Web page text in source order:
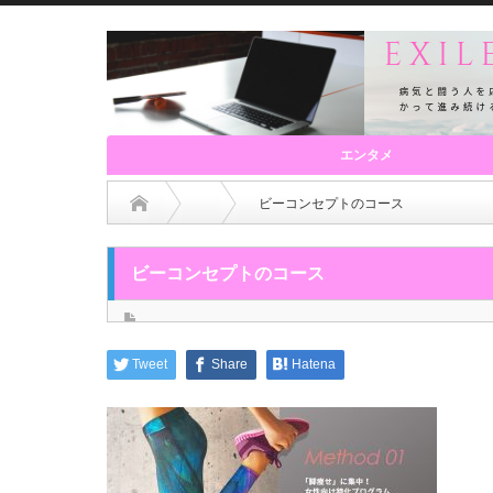
エンタメ
ビーコンセプトのコース
ビーコンセプトのコース
Tweet Share Hatena